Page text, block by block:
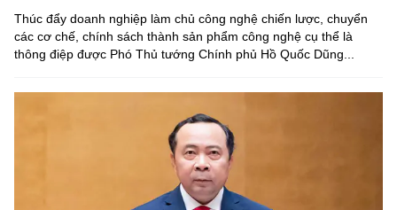
Thúc đẩy doanh nghiệp làm chủ công nghệ chiến lược, chuyển
các cơ chế, chính sách thành sản phẩm công nghệ cụ thể là
thông điệp được Phó Thủ tướng Chính phủ Hồ Quốc Dũng...